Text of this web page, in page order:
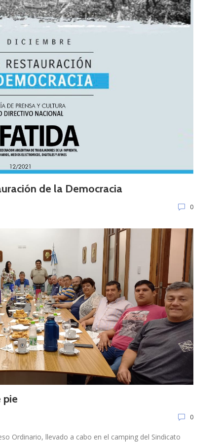
de la Democracia
0
pie
0
Ordinario, llevado a cabo en el camping del Sindicato